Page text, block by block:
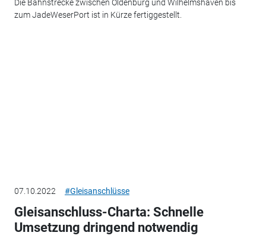
Die Bahnstrecke zwischen Oldenburg und Wilhelmshaven bis
zum JadeWeserPort ist in Kürze fertiggestellt.
07.10.2022 #Gleisanschlüsse
Gleisanschluss-Charta: Schnelle
Umsetzung dringend notwendig